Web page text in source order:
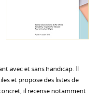
avec et sans handicap. Il
et propose des listes de
il recense notamment